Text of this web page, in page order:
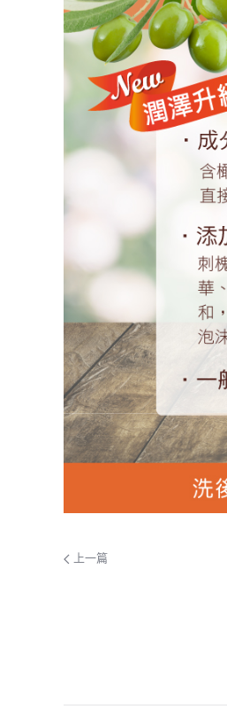
上一篇